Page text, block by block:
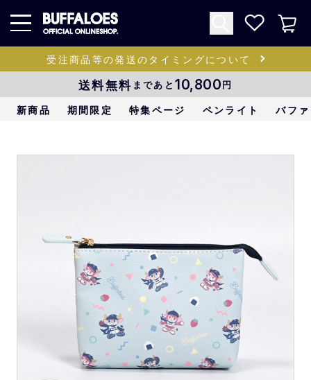
受注商品等の発送のタイミングについて
送料無料 まであと 10,800円
新商品 期間限定 特集ページ ペンライト バフ